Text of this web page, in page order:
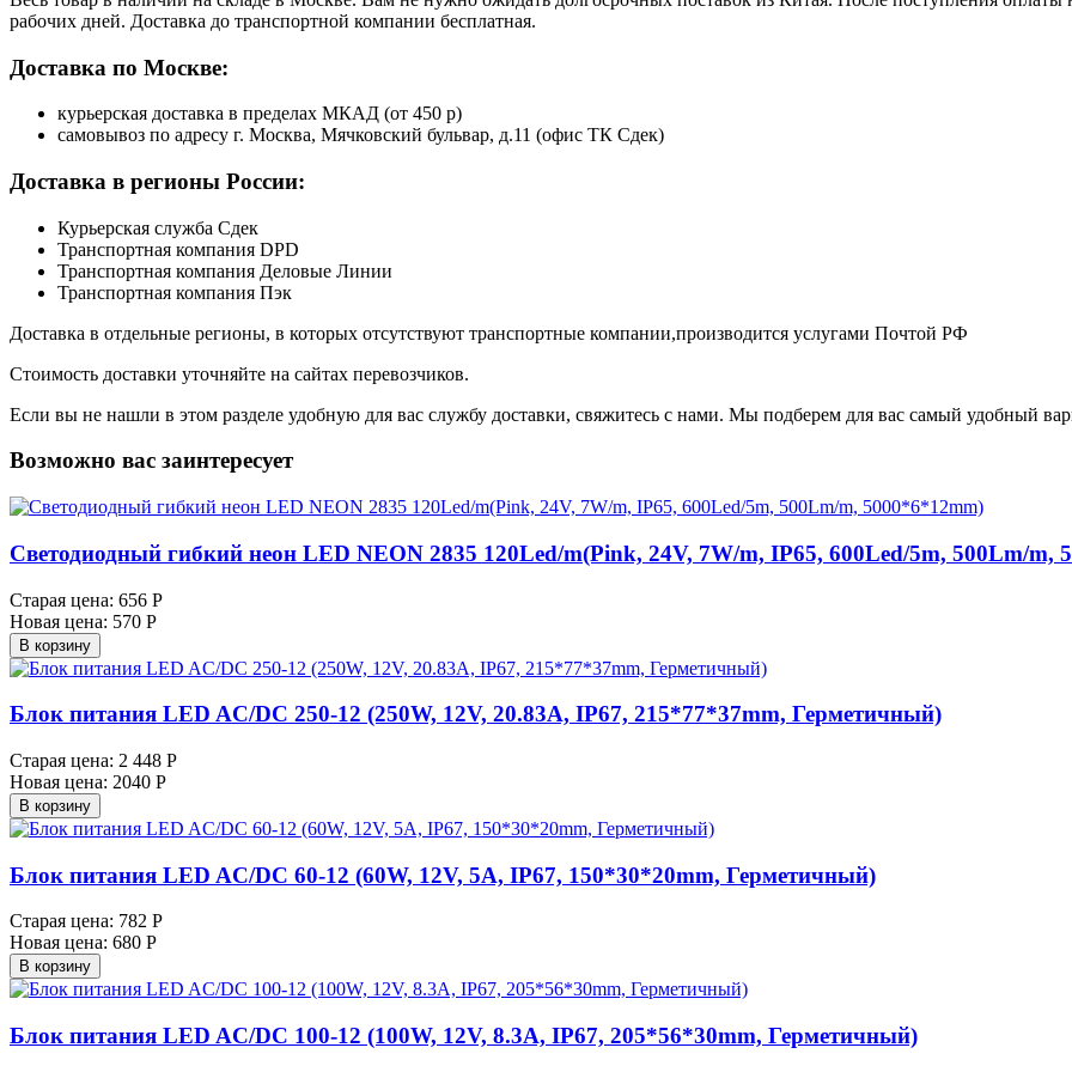
рабочих дней. Доставка до транспортной компании бесплатная.
Доставка по Москве:
курьерская доставка в пределах МКАД (от 450 р)
самовывоз по адресу г. Москва, Мячковский бульвар, д.11 (офис ТК Сдек)
Доставка в регионы России:
Курьерская служба Сдек
Транспортная компания DPD
Транспортная компания Деловые Линии
Транспортная компания Пэк
Доставка в отдельные регионы, в которых отсутствуют транспортные компании,производится услугами Почтой РФ
Стоимость доставки уточняйте на сайтах перевозчиков.
Если вы не нашли в этом разделе удобную для вас службу доставки, свяжитесь с нами. Мы подберем для вас самый удобный
Возможно вас заинтересует
Светодиодный гибкий неон LED NEON 2835 120Led/m(Pink, 24V, 7W/m, IP65, 600Led/5m, 500Lm/m,
Старая цена: 656 Р
Новая цена: 570 Р
В корзину
Блок питания LED AC/DC 250-12 (250W, 12V, 20.83A, IP67, 215*77*37mm, Герметичный)
Старая цена: 2 448 Р
Новая цена: 2040 Р
В корзину
Блок питания LED AC/DC 60-12 (60W, 12V, 5A, IP67, 150*30*20mm, Герметичный)
Старая цена: 782 Р
Новая цена: 680 Р
В корзину
Блок питания LED AC/DC 100-12 (100W, 12V, 8.3A, IP67, 205*56*30mm, Герметичный)